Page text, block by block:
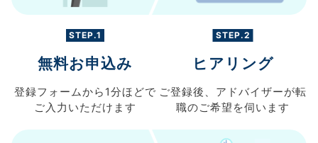
STEP.1
無料お申込み
登録フォームから 1分ほどで
ご入力 いただけます
STEP.2
ヒアリング
ご登録後、 アドバイザーが転
職のご希望を伺います